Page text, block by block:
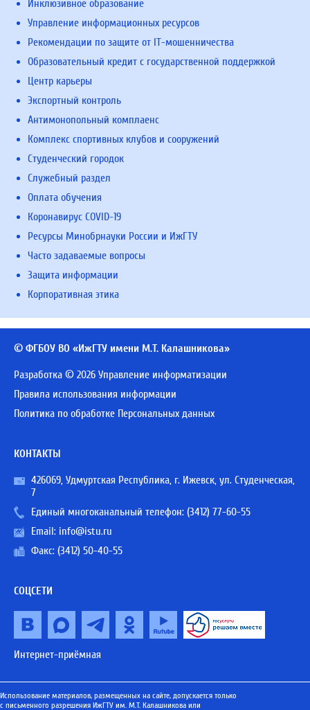
Инклюзивное образование
Управление информационных ресурсов
Рекомендации по защите от IT-мошенничества
Образовательный кредит с государственной поддержкой
Центр карьеры
Экспортный контроль
Антимонопольный комплаенс
Комплекс спортивных клубов и сооружений
Студенческий городок
Служебный раздел
Оплата обучения
Коронавирус COVID-19
Ресурсы Минобрнауки России и ИжГТУ
Часто задаваемые вопросы
Защита информации
Корпоративная этика
© ФГБОУ ВО «ИжГТУ имени М.Т. Калашникова»
Разработка © 2026 Управление информатизации
Правила использования информации
Политика по обработке Персональных данных
КОНТАКТЫ
426069, Удмуртская Республика, г. Ижевск, ул. Студенческая,
7
Единый многоканальный телефон: (3412) 77-60-55
Email: info@istu.ru
Факс: (3412) 50-40-55
СОЦСЕТИ
Интернет-приёмная
Использование материалов, размещенных на сайте, допускается только
с письменного разрешения ИжГТУ им. М.Т. Калашникова или